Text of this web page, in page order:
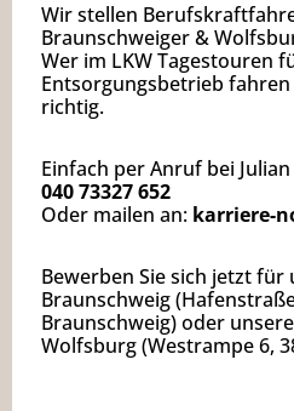
Wir stellen
Braunschweiger &
Wer im LKW Tagestouren
Entsorgungsbetrieb
richtig.
Einfach per Anruf bei
040 73327 652
Oder mailen an: karriere-
Bewerben Sie sich jetzt
Braunschweig
Braunschweig) oder
Wolfsburg (Westrampe 6,